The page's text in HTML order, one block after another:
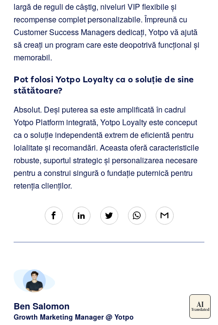
largă de reguli de câștig, niveluri VIP flexibile și
recompense complet personalizabile. Împreună cu
Customer Success Managers dedicați, Yotpo vă ajută
să creați un program care este deopotrivă funcțional și
memorabil.
Pot folosi Yotpo Loyalty ca o soluție de sine
stătătoare?
Absolut. Deși puterea sa este amplificată în cadrul
Yotpo Platform integrată, Yotpo Loyalty este conceput
ca o soluție independentă extrem de eficientă pentru
loialitate și recomandări. Aceasta oferă caracteristicile
robuste, suportul strategic și personalizarea necesare
pentru a construi singură o fundație puternică pentru
retenția clienților.
Ben Salomon
Growth Marketing Manager @ Yotpo